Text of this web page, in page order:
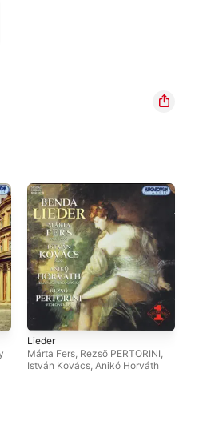
Lieder
Márta Fers Rezsõ PERTORINI
István Kovács Anikó Horváth